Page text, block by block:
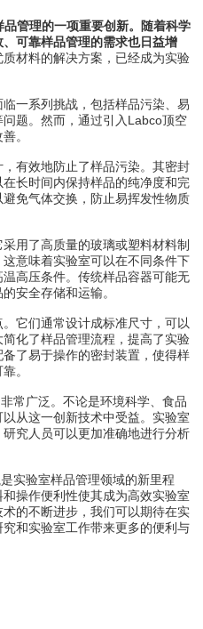
管理的一项重要创新。随着科学
可靠样品管理的需求也日益增
材料的解决方案，已经成为实验
一系列挑战，包括样品污染、易
题。然而，通过引入Labco顶空
。
有效地防止了样品污染。其密封
长时间内保持样品的纯净度和完
免气体交换，防止易挥发性物质
了高质量的玻璃或塑料材料制
意味着实验室可以在不同条件下
高压条件。传统样品容器可能无
安全存储和运输。
们通常设计成标准尺寸，可以
化了样品管理流程，提高了实验
了易于操作的密封装置，使得样
。
广泛。不论是环境科学、食品
从这一创新技术中受益。实验室
究人员可以更加准确地进行分析
验室样品管理领域的新里程
操作便利性使其成为高效实验室
的不断进步，我们可以期待在实
和实验室工作带来更多的便利与